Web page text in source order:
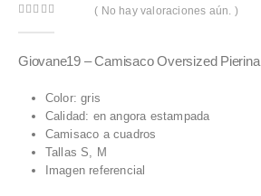
( No hay valoraciones aún. )
Giovane19 – Camisaco Oversized Pierina
Color: gris
Calidad: en angora estampada
Camisaco a cuadros
Tallas S, M
Imagen referencial